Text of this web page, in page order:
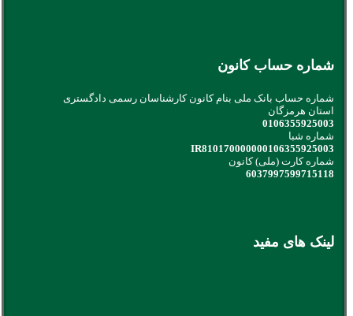
شماره حساب کانون
شماره حساب بانک ملی بنام کانون کارشناسان رسمی دادگستری
استان هرمزگان
0106355925003
شماره شبا
IR810170000000106355925003
شماره کارت (ملی) کانون
6037997599715118
لینک های مفید